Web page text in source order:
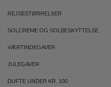
REJSESTØRRELSER
SOLCREME OG SOLBESKYTTELSE
VÆRTINDEGAVER
JULEGAVER
DUFTE UNDER KR. 100